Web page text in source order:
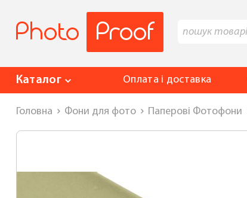
Каталог Оплата і доставка
Головна Фони для фото Паперові Фотофони